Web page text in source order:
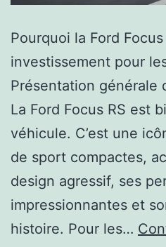
Pourquoi la Ford
investissement pour
Présentation générale
La Ford Focus RS est
véhicule. C’est une
de sport compactes,
design agressif, ses
impressionnantes et
histoire. Pour les…